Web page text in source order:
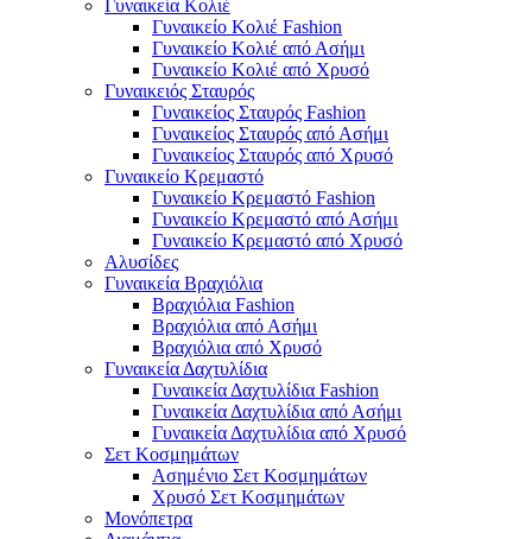
Γυναικεία Κολιέ
Γυναικείο Κολιέ Fashion
Γυναικείο Κολιέ από Ασήμι
Γυναικείο Κολιέ από Χρυσό
Γυναικειός Σταυρός
Γυναικείος Σταυρός Fashion
Γυναικείος Σταυρός από Ασήμι
Γυναικείος Σταυρός από Χρυσό
Γυναικείο Κρεμαστό
Γυναικείο Κρεμαστό Fashion
Γυναικείο Κρεμαστό από Ασήμι
Γυναικείο Κρεμαστό από Χρυσό
Αλυσίδες
Γυναικεία Βραχιόλια
Βραχιόλια Fashion
Βραχιόλια από Ασήμι
Βραχιόλια από Χρυσό
Γυναικεία Δαχτυλίδια
Γυναικεία Δαχτυλίδια Fashion
Γυναικεία Δαχτυλίδια από Ασήμι
Γυναικεία Δαχτυλίδια από Χρυσό
Σετ Κοσμημάτων
Ασημένιο Σετ Κοσμημάτων
Χρυσό Σετ Κοσμημάτων
Μονόπετρα